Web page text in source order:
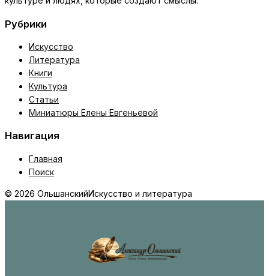
Рубрики
Искусство
Литература
Книги
Культура
Статьи
Миниатюры Елены Евгеньевой
Навигация
Главная
Поиск
© 2026 ОльшанскийИскусство и литература